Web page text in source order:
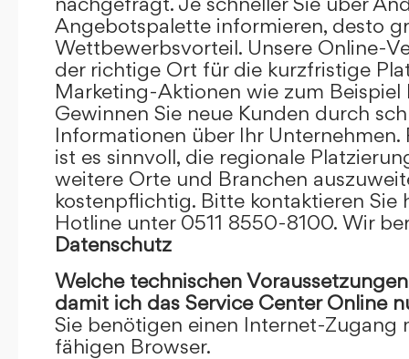
Angebotspalette informieren, desto
Wettbewerbsvorteil. Unsere Online-
der richtige Ort für die kurzfristige
Marketing-Aktionen wie zum Beispiel
Gewinnen Sie neue Kunden durch
Informationen über Ihr Unternehmen.
ist es sinnvoll, die regionale
weitere Orte und Branchen
kostenpflichtig. Bitte kontaktieren Sie
Hotline unter 0511 8550-8100. Wir
Datenschutz
Welche technischen
damit ich das Service Center Online
Sie benötigen einen Internet-Zugang
fähigen Browser.